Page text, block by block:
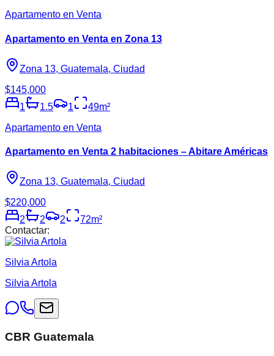
Apartamento en Venta
Apartamento en Venta en Zona 13
Zona 13, Guatemala, Ciudad
$145,000
1
1.5 1 49m²
Apartamento en Venta
Apartamento en Venta 2 habitaciones – Abitare Américas
Zona 13, Guatemala, Ciudad
$220,000
2
2 2 72m²
Contactar:
Silvia Artola
Silvia Artola
CBR Guatemala